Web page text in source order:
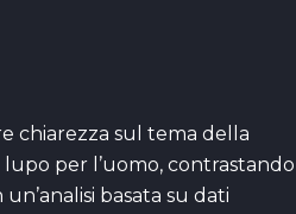
chiarezza sul tema della
per l’uomo, contrastando
basata su dati